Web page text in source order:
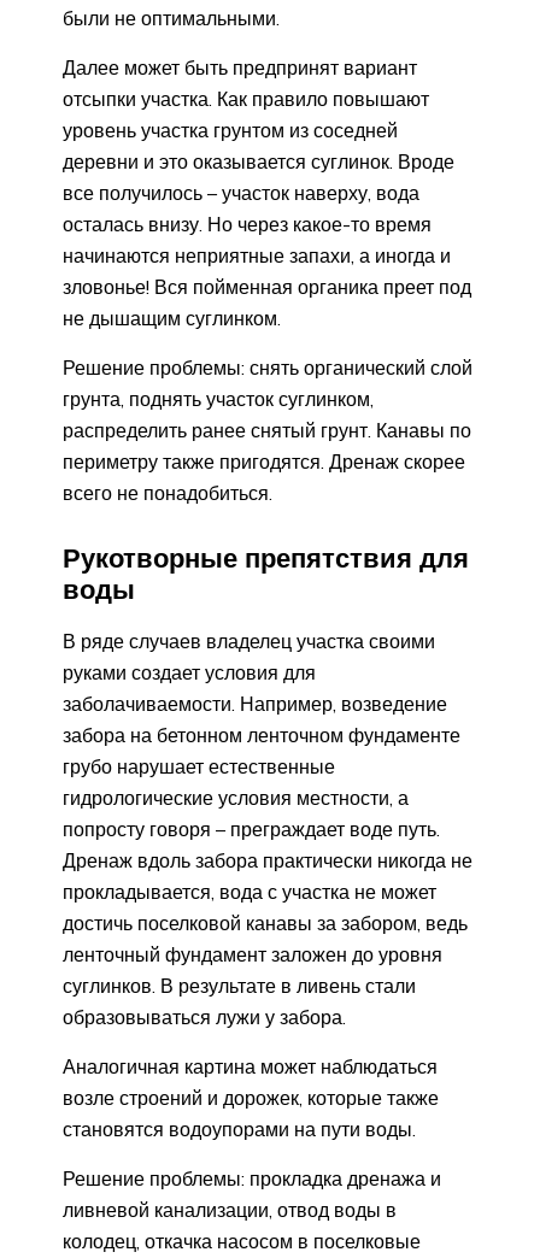
были не оптимальными.
Далее может быть предпринят вариант
отсыпки участка. Как правило повышают
уровень участка грунтом из соседней
деревни и это оказывается суглинок. Вроде
все получилось – участок наверху, вода
осталась внизу. Но через какое-то время
начинаются неприятные запахи, а иногда и
зловонье! Вся пойменная органика преет под
не дышащим суглинком.
Решение проблемы: снять органический слой
грунта, поднять участок суглинком,
распределить ранее снятый грунт. Канавы по
периметру также пригодятся. Дренаж скорее
всего не понадобиться.
Рукотворные препятствия для
воды
В ряде случаев владелец участка своими
руками создает условия для
заболачиваемости. Например, возведение
забора на бетонном ленточном фундаменте
грубо нарушает естественные
гидрологические условия местности, а
попросту говоря – преграждает воде путь.
Дренаж вдоль забора практически никогда не
прокладывается, вода с участка не может
достичь поселковой канавы за забором, ведь
ленточный фундамент заложен до уровня
суглинков. В результате в ливень стали
образовываться лужи у забора.
Аналогичная картина может наблюдаться
возле строений и дорожек, которые также
становятся водоупорами на пути воды.
Решение проблемы: прокладка дренажа и
ливневой канализации, отвод воды в
колодец, откачка насосом в поселковые